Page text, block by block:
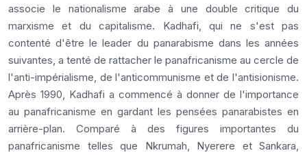
associe le nationalisme arabe à une double critique du
marxisme et du capitalisme. Kadhafi, qui ne s'est pas
contenté d'être le leader du panarabisme dans les années
suivantes, a tenté de rattacher le panafricanisme au cercle de
l'anti-impérialisme, de l'anticommunisme et de l'antisionisme.
Après 1990, Kadhafi a commencé à donner de l'importance
au panafricanisme en gardant les pensées panarabistes en
arrière-plan. Comparé à des figures importantes du
panafricanisme telles que Nkrumah, Nyerere et Sankara,